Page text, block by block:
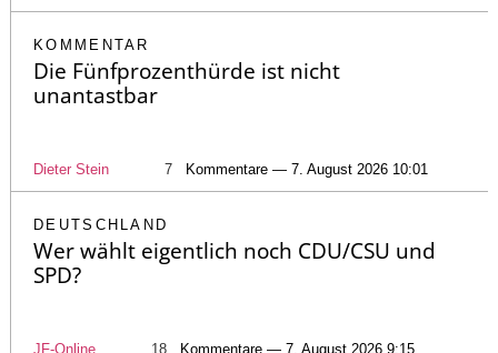
KOMMENTAR
Die Fünfprozenthürde ist nicht
unantastbar
Dieter Stein 7 Kommentare — 7. August 2026 10:01
DEUTSCHLAND
Wer wählt eigentlich noch CDU/CSU und
SPD?
JF-Online 18 Kommentare — 7. August 2026 9:15